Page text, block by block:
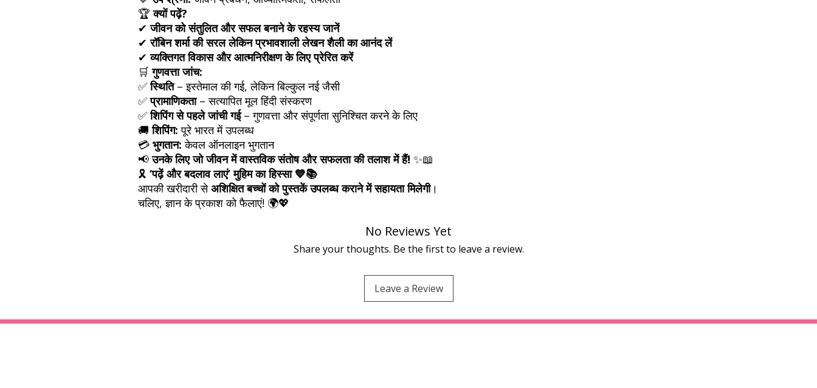
🏆क्यों पढ़ें?
✔जीवन को संतुलित और सफल बनाने के रहस्य जानें
✔रॉबिन शर्मा की सरल लेकिन प्रभावशाली लेखन शैली का आनंद लें
✔व्यक्तिगत विकास और आत्मनिरीक्षण के लिए प्रेरित करें
🛒गुणवत्ता जांच:
✅स्थिति– इस्तेमाल की गई, लेकिन बिल्कुल नई जैसी
✅प्रामाणिकता– सत्यापित मूल हिंदी संस्करण
✅शिपिंग से पहले जांची गई– गुणवत्ता और संपूर्णता सुनिश्चित करने के लिए
🚚शिपिंग: पूरे भारत में उपलब्ध
💳 भुगतान: केवल ऑनलाइन भुगतान
📢उनके लिए जो जीवन में वास्तविक संतोष और सफलता की तलाश में हैं! ✨📖
🎗 ‘पढ़ें और बदलाव लाएं’ मुहिम का हिस्सा 💙📚
आपकी खरीदारी सेअशिक्षित बच्चों को पुस्तकें उपलब्ध कराने में सहायता मिलेगी।
चलिए, ज्ञान के प्रकाश को फैलाएं! 🌍💖
No Reviews Yet
Share your thoughts. Be the first to leave a review.
Leave a Review